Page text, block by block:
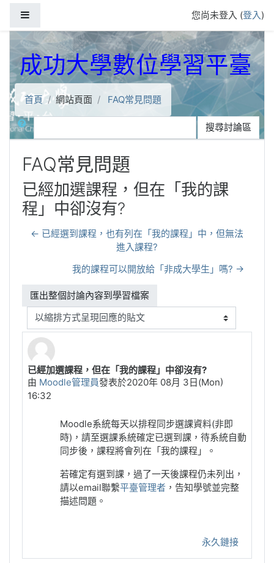
您尚未登入 (登入)
成功大學數位學習平臺
首頁 網站頁面
FAQ常見問題
搜尋
搜尋討論區
FAQ常見問題
已經加選課程，但在「我的課
程」中卻沒有?
← 已經選到課程，也有列在「我的課程」中，但無法
進入課程?
我的課程可以開放給「非成大學生」嗎? →
顯示模式
已經加選課程，但在「我的課程」中卻沒有?
由 Moodle管理員發表於2020年 08月 3日(Mon)
16:32
Number of replies: 0
Moodle系統每天以排程同步選課資料(非即
時)，請至選課系統確定已選到課，待系統自動
同步後，課程將會列在「我的課程」。
若確定有選到課，過了一天後課程仍未列出，
請以email聯繫平臺管理者 ，告知學號並完整
描述問題。
永久鏈接